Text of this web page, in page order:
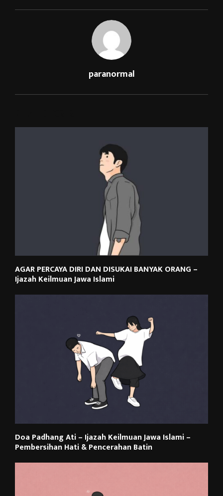
paranormal
AGAR PERCAYA DIRI DAN DISUKAI BANYAK ORANG –
Ijazah Keilmuan Jawa Islami
Doa Padhang Ati – Ijazah Keilmuan Jawa Islami –
Pembersihan Hati & Pencerahan Batin